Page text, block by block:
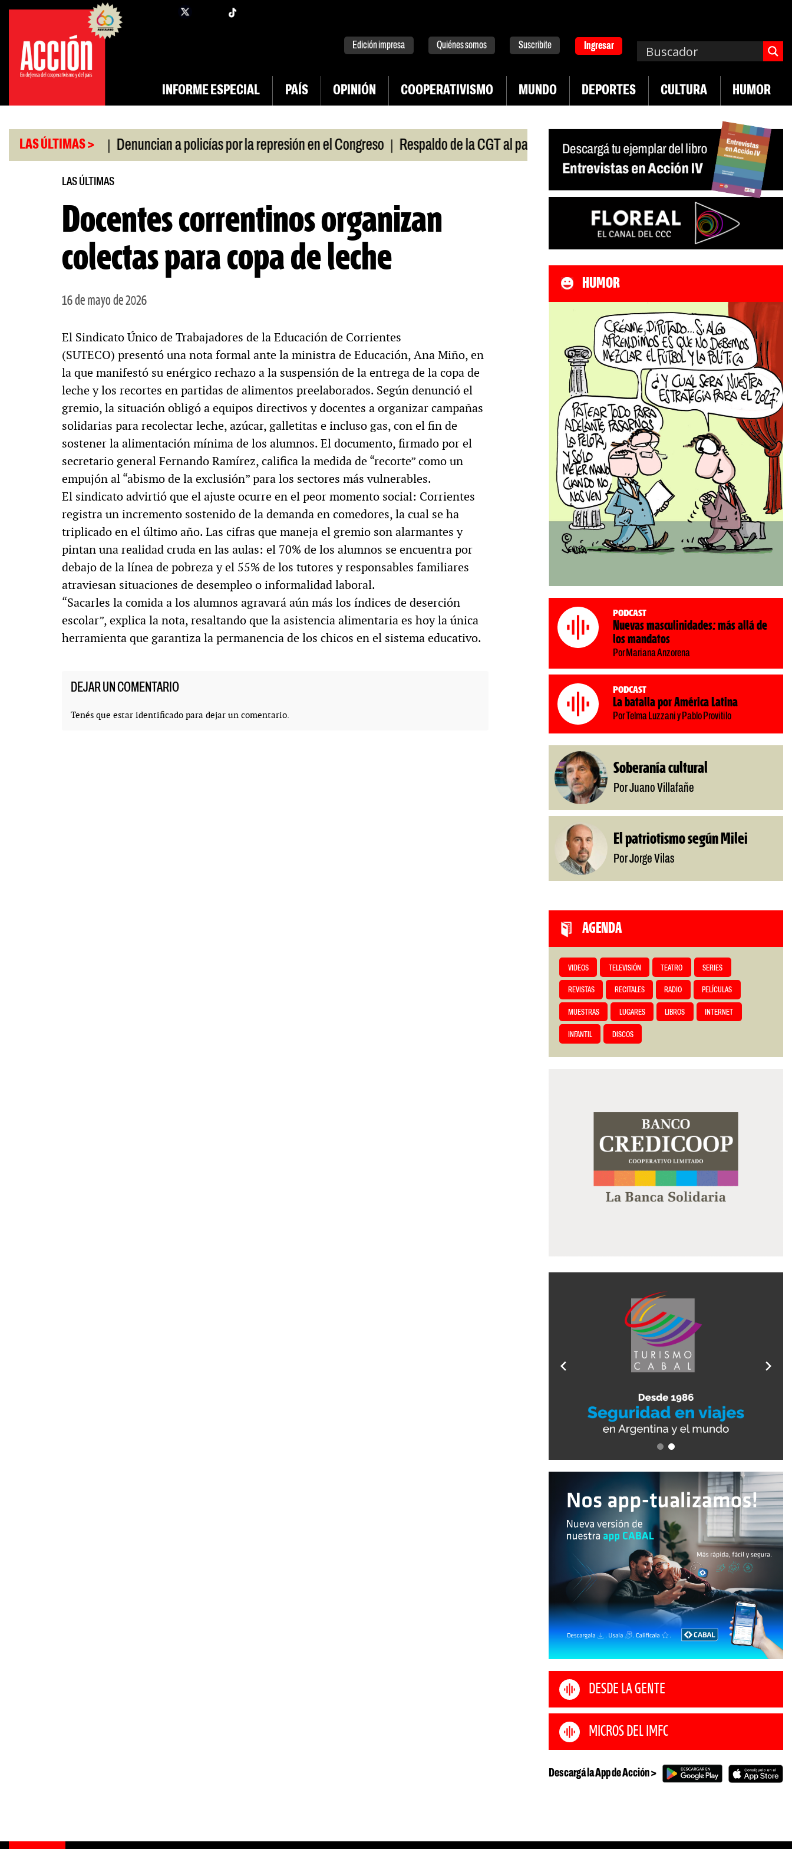
Saltar
contenido
facebook
Edición impresa Quiénes somos Suscribite Ingresar
INFORME ESPECIAL PAÍS OPINIÓN COOPERATIVISMO MUNDO DEPORTES CULTURA HUMOR
LAS ÚLTIMAS >
por la crisis | Denuncian a policías por la represión en el Congreso | Respaldo de la CGT al paro universitario | Industria textil sigue en caída | Sin
LAS ÚLTIMAS
Docentes correntinos organizan
colectas para copa de leche
16 de mayo de 2026
El Sindicato Único de Trabajadores de la Educación de Corrientes
(SUTECO) presentó una nota formal ante la ministra de Educación, Ana Miño, en
la que manifestó su enérgico rechazo a la suspensión de la entrega de la copa de
leche y los recortes en partidas de alimentos preelaborados. Según denunció el
gremio, la situación obligó a equipos directivos y docentes a organizar campañas
solidarias para recolectar leche, azúcar, galletitas e incluso gas, con el fin de
sostener la alimentación mínima de los alumnos. El documento, firmado por el
secretario general Fernando Ramírez, califica la medida de “recorte” como un
empujón al “abismo de la exclusión” para los sectores más vulnerables.
El sindicato advirtió que el ajuste ocurre en el peor momento social: Corrientes
registra un incremento sostenido de la demanda en comedores, la cual se ha
triplicado en el último año. Las cifras que maneja el gremio son alarmantes y
pintan una realidad cruda en las aulas: el 70% de los alumnos se encuentra por
debajo de la línea de pobreza y el 55% de los tutores y responsables familiares
atraviesan situaciones de desempleo o informalidad laboral.
“Sacarles la comida a los alumnos agravará aún más los índices de deserción
escolar”, explica la nota, resaltando que la asistencia alimentaria es hoy la única
herramienta que garantiza la permanencia de los chicos en el sistema educativo.
DEJAR UN COMENTARIO
Tenés que estar identificadopara dejar un comentario.
HUMOR
Podcast
Nuevas masculinidades: más allá de
los mandatos
Por Mariana Anzorena
Podcast
La batalla por América Latina
Por Telma Luzzani y Pablo Provitilo
Soberanía cultural
Por Juano Villafañe
El patriotismo según Milei
Por Jorge Vilas
AGENDA
VIDEOS TELEVISIÓN TEATRO SERIES
REVISTAS RECITALES RADIO PELÍCULAS
MUESTRAS LUGARES LIBROS INTERNET
INFANTIL DISCOS
DESDE LA GENTE
MICROS DEL IMFC
Descargá la App de Acción >